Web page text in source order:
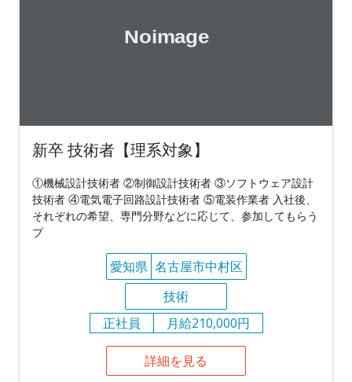
新卒 技術者【理系対象】
①機械設計技術者 ②制御設計技術者 ③ソフトウェア設計
技術者 ④電気電子回路設計技術者 ⑤電装作業者 入社後、
それぞれの希望、専門分野などに応じて、参加してもらう
プ
愛知県 名古屋市中村区
技術
正社員
月給210,000円
詳細を見る